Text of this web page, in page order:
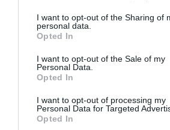
not limited to your visit or usage
grant or deny consent to Google and
use your data for below specified
consent section.
I want to opt-out of the Sharing of
personal data.
Opted In
I want to opt-out of the Sale of my
Personal Data.
Opted In
I want to opt-out of processing my
Personal Data for Targeted
Opted In
1 mars 2014 0